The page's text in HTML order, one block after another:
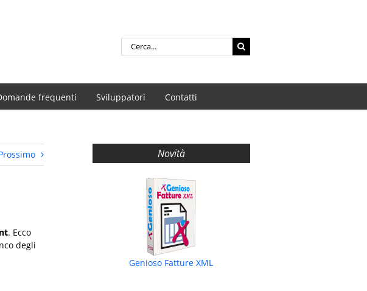
Cerca
per:
frequenti Sviluppatori Contatti
. Ecco
degli
Novità
Genioso Fatture XML